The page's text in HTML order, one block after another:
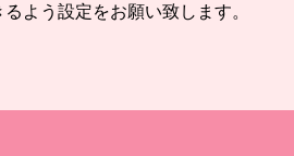
よう設定をお願い致します。